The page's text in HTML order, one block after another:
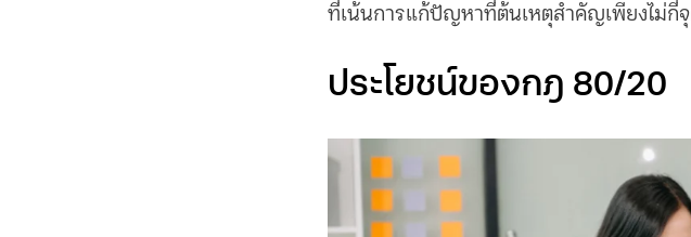
ที่เน้นการแก้ปัญหาที่ต้นเหตุสำคัญเพียงไม่กี่
ประโยชน์ของกฎ 80/20